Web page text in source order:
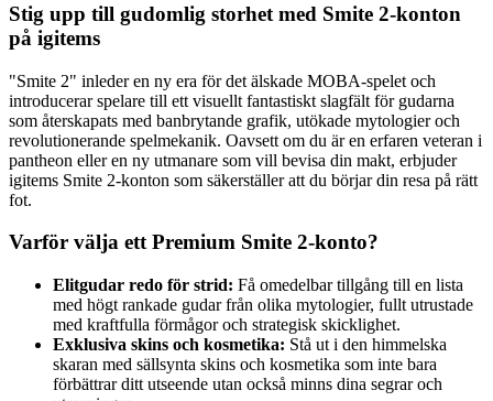
Stig upp till gudomlig storhet med Smite 2-konton
på igitems
"Smite 2" inleder en ny era för det älskade MOBA-spelet och
introducerar spelare till ett visuellt fantastiskt slagfält för gudarna
som återskapats med banbrytande grafik, utökade mytologier och
revolutionerande spelmekanik. Oavsett om du är en erfaren veteran i
pantheon eller en ny utmanare som vill bevisa din makt, erbjuder
igitems Smite 2-konton som säkerställer att du börjar din resa på rätt
fot.
Varför välja ett Premium Smite 2-konto?
Elitgudar redo för strid: Få omedelbar tillgång till en lista
med högt rankade gudar från olika mytologier, fullt utrustade
med kraftfulla förmågor och strategisk skicklighet.
Exklusiva skins och kosmetika: Stå ut i den himmelska
skaran med sällsynta skins och kosmetika som inte bara
förbättrar ditt utseende utan också minns dina segrar och